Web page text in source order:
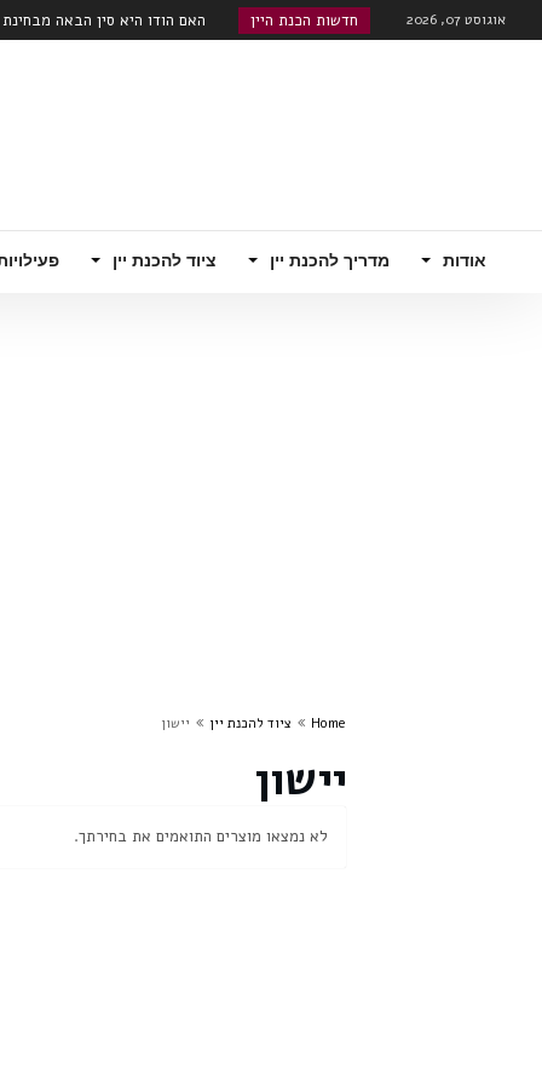
אוגוסט 07, 2026 חדשות הכנת היין
האם הודו היא סין הבאה מבחינת
אודות מדריך להכנת יין ציוד להכנת יין
Home ציוד להכנת יין יישון
יישון
לא נמצאו מוצרים התואמים את בחירתך.